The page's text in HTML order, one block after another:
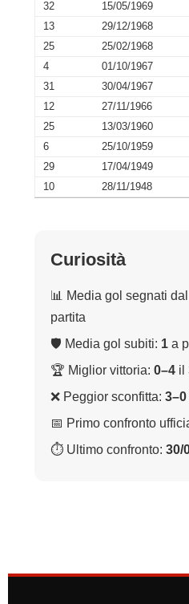
32
15/05/1969
13
29/12/1968
25
25/02/1968
4
01/10/1967
31
30/04/1967
12
27/11/1966
25
13/03/1960
6
25/10/1959
29
17/04/1949
10
28/11/1948
Curiosità
📊 Media gol segnati
partita
🛡 Media gol subiti: 1 a
🏆 Miglior vittoria: 0–4 il
❌ Peggior sconfitta: 3–0
📅 Primo confronto
⏱ Ultimo confronto: 30/